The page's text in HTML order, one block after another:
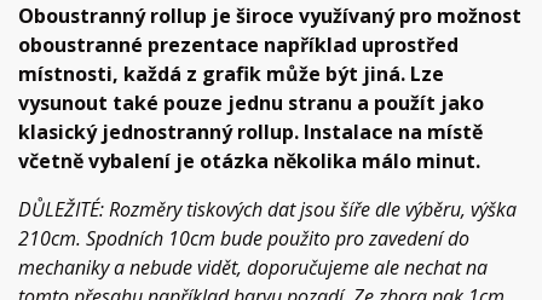
Oboustranný rollup je široce využívaný pro možnost
oboustranné prezentace například uprostřed
místnosti, každá z grafik může být jiná. Lze
vysunout také pouze jednu stranu a použít jako
klasický jednostranný rollup. Instalace na místě
včetně vybalení je otázka několika málo minut.
DŮLEŽITÉ: Rozměry tiskových dat jsou šíře dle výběru, výška
210cm. Spodních 10cm bude použito pro zavedení do
mechaniky a nebude vidět, doporučujeme ale nechat na